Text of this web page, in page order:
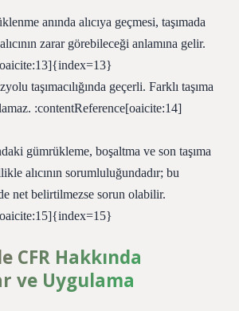
anında alıcıya geçmesi, taşımada
zarar görebileceği anlamına gelir.
taşımacılığında geçerli. Farklı taşıma
:contentReference[oaicite:14]
gümrükleme, boşaltma ve son taşıma
alıcının sorumluluğundadır; bu
net belirtilmezse sorun olabilir.
CFR Hakkında
ve Uygulama